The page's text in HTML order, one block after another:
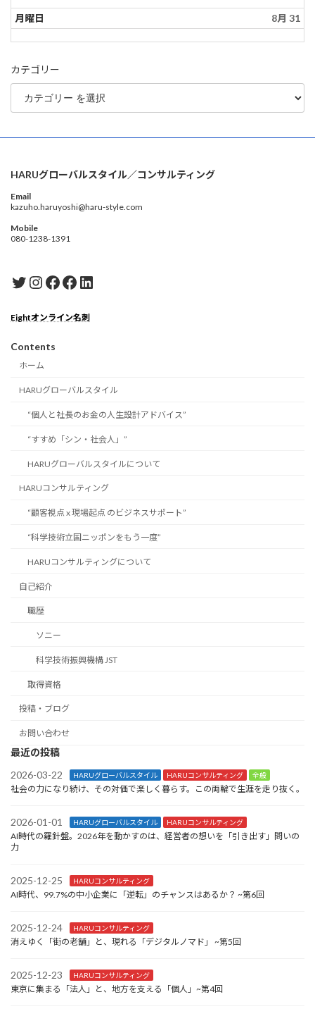
月曜日 8月 31
カテゴリー
HARUグローバルスタイル／コンサルティング
Email
kazuho.haruyoshi@haru-style.com
Mobile
080-1238-1391
Twitter
Instagram
Facebook
Facebook
LinkedIn
Eightオンライン名刺
Contents
ホーム
HARUグローバルスタイル
“個人と社長のお金の人生設計アドバイス”
“すすめ「シン・社会人」”
HARUグローバルスタイルについて
HARUコンサルティング
“顧客視点 x 現場起点 のビジネスサポート”
“科学技術立国ニッポンをもう一度”
HARUコンサルティングについて
自己紹介
職歴
ソニー
科学技術振興機構 JST
取得資格
投稿・ブログ
お問い合わせ
最近の投稿
2026-03-22
HARUグローバルスタイル HARUコンサルティング 全般
社会の力になり続け、その対価で楽しく暮らす。この両輪で生涯を走り抜く。
2026-01-01 HARUグローバルスタイル HARUコンサルティング
AI時代の羅針盤。2026年を動かすのは、経営者の想いを「引き出す」問いの
力
2025-12-25 HARUコンサルティング
AI時代、99.7%の中小企業に「逆転」のチャンスはあるか？ ~第6回
2025-12-24 HARUコンサルティング
消えゆく「街の老舗」と、現れる「デジタルノマド」 ~第5回
2025-12-23 HARUコンサルティング
東京に集まる「法人」と、地方を支える「個人」~第4回